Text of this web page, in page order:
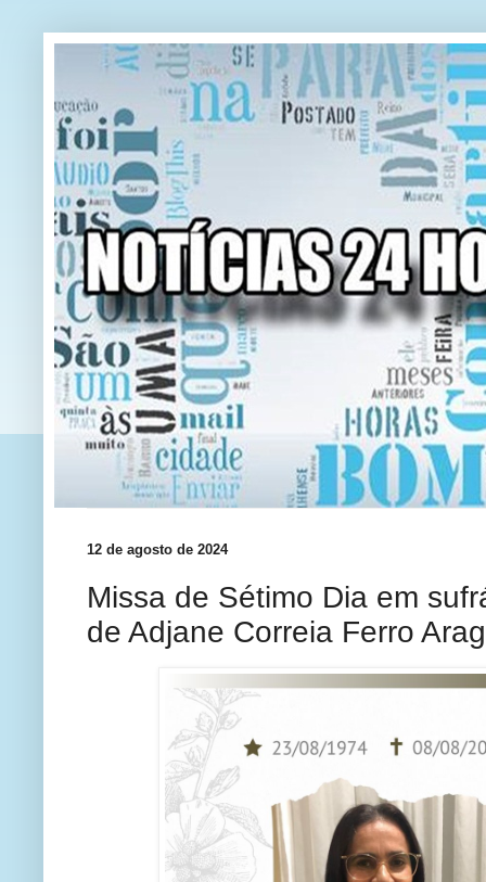
12 de agosto de 2024
Missa de Sétimo Dia em
de Adjane Correia Ferro